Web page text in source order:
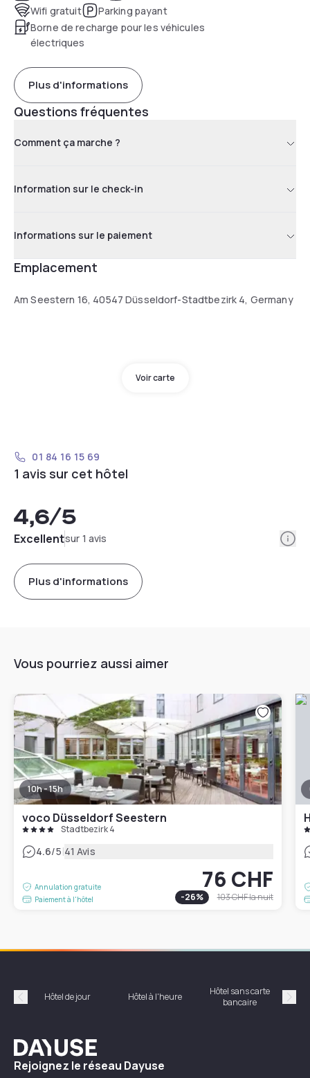
Wifi gratuit
Parking payant
Borne de recharge pour les véhicules
électriques
Plus d'informations
Questions fréquentes
Comment ça marche ?
Information sur le check-in
Informations sur le paiement
Emplacement
Am Seestern 16, 40547 Düsseldorf-Stadtbezirk 4, Germany
Voir carte
01 84 16 15 69
1 avis sur cet hôtel
4,6/5
Excellentsur 1 avis
Plus d'informations
Vous pourriez aussi aimer
10h - 15h
voco Düsseldorf Seestern
Stadtbezirk 4
4.6/5|41 Avis
Annulation gratuite
Paiement à l'hôtel
76 CHF
-26% 103 CHFla nuit
Précédent
Hôtel de jour Hôtel à l'heure
Hôtel sans carte
bancaire
Dayuse
Rejoignez le réseau Dayuse